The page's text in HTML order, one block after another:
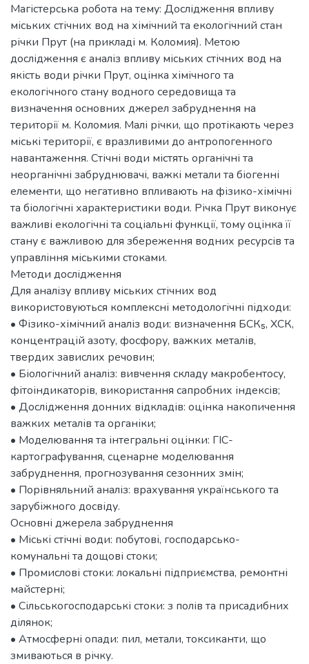
Магістерська робота на тему: Дослідження впливу
міських стічних вод на хімічний та екологічний стан
річки Прут (на прикладі м. Коломия). Метою
дослідження є аналіз впливу міських стічних вод на
якість води річки Прут, оцінка хімічного та
екологічного стану водного середовища та
визначення основних джерел забруднення на
території м. Коломия. Малі річки, що протікають через
міські території, є вразливими до антропогенного
навантаження. Стічні води містять органічні та
неорганічні забруднювачі, важкі метали та біогенні
елементи, що негативно впливають на фізико-хімічні
та біологічні характеристики води. Річка Прут виконує
важливі екологічні та соціальні функції, тому оцінка її
стану є важливою для збереження водних ресурсів та
управління міськими стоками.
Методи дослідження
Для аналізу впливу міських стічних вод
використовуються комплексні методологічні підходи:
• Фізико-хімічний аналіз води: визначення БСК₅, ХСК,
концентрацій азоту, фосфору, важких металів,
твердих завислих речовин;
• Біологічний аналіз: вивчення складу макробентосу,
фітоіндикаторів, використання сапробних індексів;
• Дослідження донних відкладів: оцінка накопичення
важких металів та органіки;
• Моделювання та інтегральні оцінки: ГІС-
картографування, сценарне моделювання
забруднення, прогнозування сезонних змін;
• Порівняльний аналіз: врахування українського та
зарубіжного досвіду.
Основні джерела забруднення
• Міські стічні води: побутові, господарсько-
комунальні та дощові стоки;
• Промислові стоки: локальні підприємства, ремонтні
майстерні;
• Сільськогосподарські стоки: з полів та присадибних
ділянок;
• Атмосферні опади: пил, метали, токсиканти, що
змиваються в річку.